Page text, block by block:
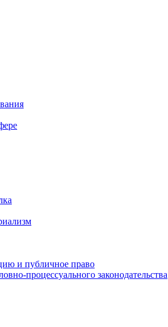
и публичное право
процессуального законодательства